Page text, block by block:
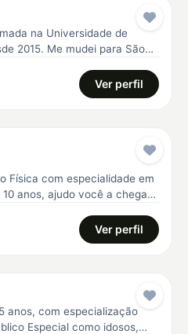
na Universidade de
2015. Me mudei para São
Ver perfil
Física com especialidade em
anos, ajudo você a chegar
Ver perfil
anos, com especialização
Especial como idosos,